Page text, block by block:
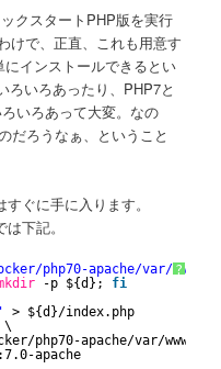
クスタートPHP版を実行
けで、正直、これも用意す
インストールできるとい
ろいろあったり、PHP7と
いろあって大変。なの
だろうなぁ、ということ
ぐに手に入ります。
下記。
?
php70-apache/var/www/
-p ${d}; fi
> ${d}/index.php
\
php70-apache/var/www/
apache